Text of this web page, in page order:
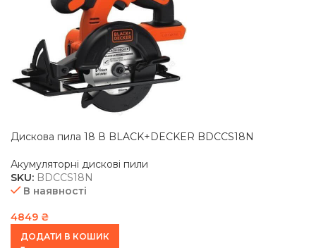
Дискова пила 18 В BLACK+DECKER BDCCS18N
Акумуляторні дискові пили
SKU: BDCCS18N
В наявності
4849 ₴
ДОДАТИ В КОШИК